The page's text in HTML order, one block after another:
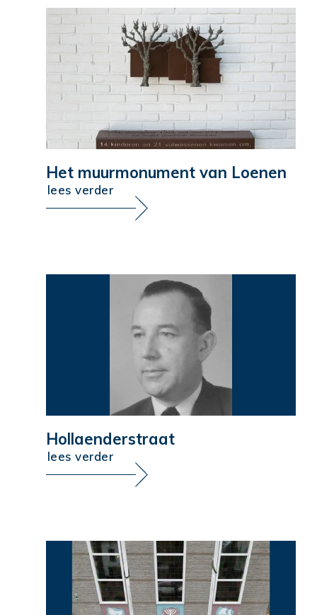
Het muurmonument van Loenen
lees verder
Hollaenderstraat
lees verder